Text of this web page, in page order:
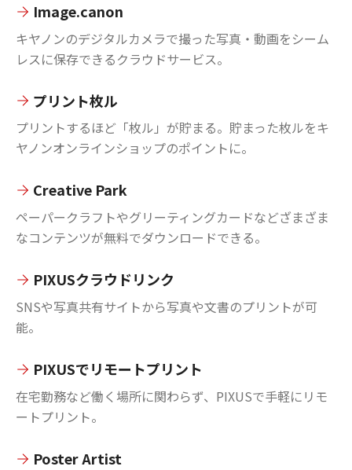
Image.canon
キヤノンのデジタルカメラで撮った写真・動画をシーム
レスに保存できるクラウドサービス。
プリント枚ル
プリントするほど「枚ル」が貯まる。貯まった枚ルをキ
ヤノンオンラインショップのポイントに。
Creative Park
ペーパークラフトやグリーティングカードなどざまざま
なコンテンツが無料でダウンロードできる。
PIXUSクラウドリンク
SNSや写真共有サイトから写真や文書のプリントが可
能。
PIXUSでリモートプリント
在宅勤務など働く場所に関わらず、PIXUSで手軽にリモ
ートプリント。
Poster Artist